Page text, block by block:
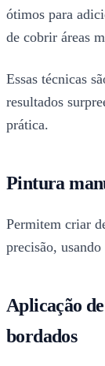
ótimos para
de cobrir áreas
Essas técnicas
resultados
prática.
Pintura
Permitem criar
precisão,
Aplicação
bordados